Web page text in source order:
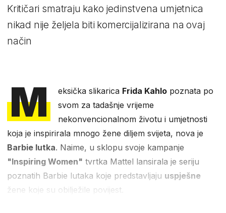
Kritičari smatraju kako jedinstvena umjetnica
nikad nije željela biti komercijalizirana na ovaj
način
M eksička slikarica Frida Kahlo poznata po
svom za tadašnje vrijeme
nekonvencionalnom životu i umjetnosti
koja je inspirirala mnogo žene diljem svijeta, nova je
Barbie lutka. Naime, u sklopu svoje kampanje
"Inspiring Women" tvrtka Mattel lansirala je seriju
poznatih Barbie lutaka koje predstavljaju uspješne
žene koje su obilježile povijest.